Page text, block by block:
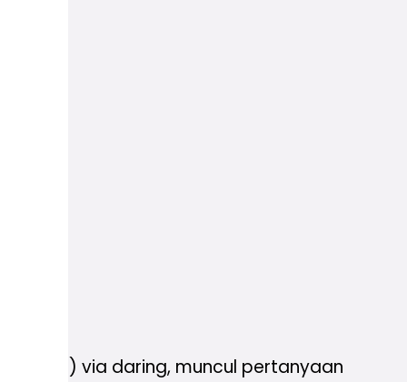
(PP IPM) via daring, muncul pertanyaan